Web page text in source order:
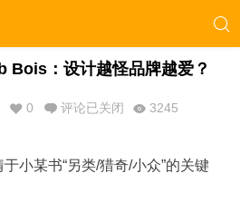
Bois：设计越怪品牌越爱？
0 评论已关闭 3245
小某书“另类/猎奇/小众”的关键